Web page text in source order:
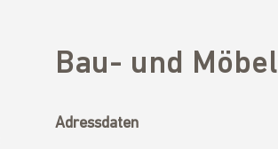
Bau- und
Adressdaten